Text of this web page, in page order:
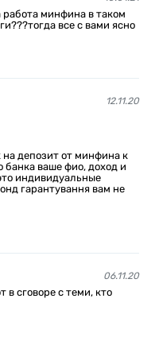
минфина в таком
все с вами ясно
12.11.20
на депозит от минфина к
банка ваше фио, доход и
индивидуальные
гарантування вам не
06.11.20
в сговоре с теми, кто